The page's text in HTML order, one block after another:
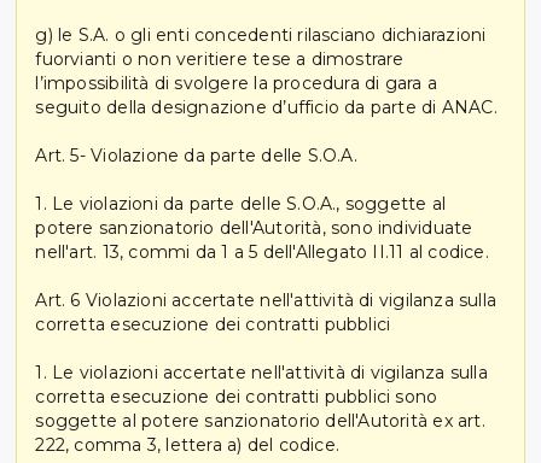
g) le S.A. o gli enti concedenti rilasciano dichiarazioni
fuorvianti o non veritiere tese a dimostrare
l’impossibilità di svolgere la procedura di gara a
seguito della designazione d’ufficio da parte di ANAC.
Art. 5- Violazione da parte delle S.O.A.
1. Le violazioni da parte delle S.O.A., soggette al
potere sanzionatorio dell'Autorità, sono individuate
nell'art. 13, commi da 1 a 5 dell'Allegato II.11 al codice.
Art. 6 Violazioni accertate nell'attività di vigilanza sulla
corretta esecuzione dei contratti pubblici
1. Le violazioni accertate nell'attività di vigilanza sulla
corretta esecuzione dei contratti pubblici sono
soggette al potere sanzionatorio dell'Autorità ex art.
222, comma 3, lettera a) del codice.